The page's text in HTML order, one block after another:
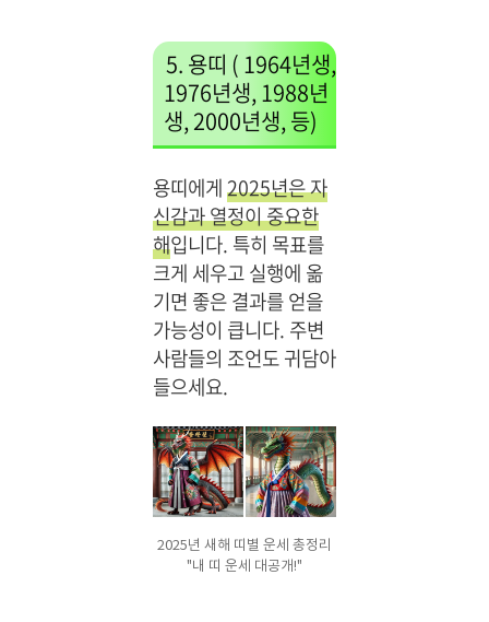
5. 용띠 ( 1964년생,
1976년생, 1988년
생, 2000년생, 등)
용띠에게2025년은 자
신감과 열정이 중요한
해입니다. 특히 목표를
크게 세우고 실행에 옮
기면 좋은 결과를 얻을
가능성이 큽니다. 주변
사람들의 조언도 귀담아
들으세요.
2025년 새해 띠별 운세 총정리
"내 띠 운세 대공개!"